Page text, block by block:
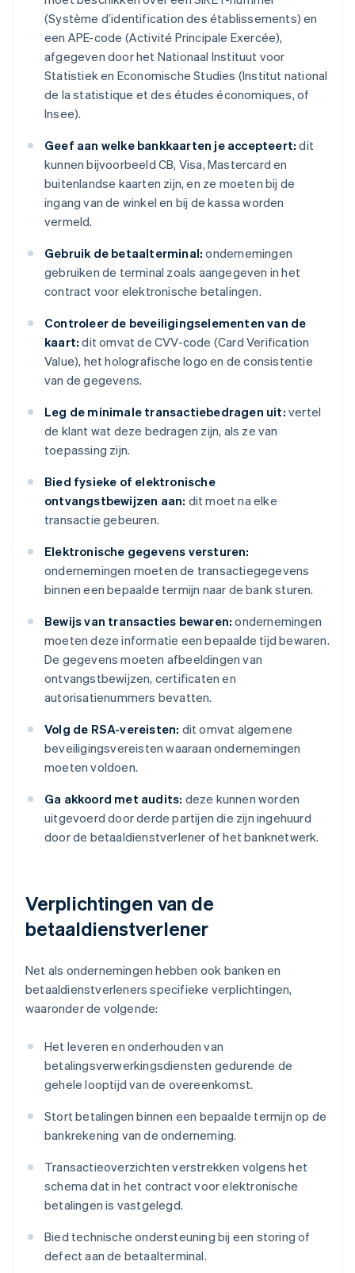
(Système d’identification des établissements) en
een APE-code (Activité Principale Exercée),
afgegeven door het Nationaal Instituut voor
Statistiek en Economische Studies (Institut national
de la statistique et des études économiques, of
Insee).
Geef aan welke bankkaarten je accepteert: dit
kunnen bijvoorbeeld CB, Visa, Mastercard en
buitenlandse kaarten zijn, en ze moeten bij de
ingang van de winkel en bij de kassa worden
vermeld.
Gebruik de betaalterminal: ondernemingen
gebruiken de terminal zoals aangegeven in het
contract voor elektronische betalingen.
Controleer de beveiligingselementen van de
kaart: dit omvat de CVV-code (Card Verification
Value), het holografische logo en de consistentie
van de gegevens.
Leg de minimale transactiebedragen uit: vertel
de klant wat deze bedragen zijn, als ze van
toepassing zijn.
Bied fysieke of elektronische
ontvangstbewijzen aan: dit moet na elke
transactie gebeuren.
Elektronische gegevens versturen:
ondernemingen moeten de transactiegegevens
binnen een bepaalde termijn naar de bank sturen.
Bewijs van transacties bewaren: ondernemingen
moeten deze informatie een bepaalde tijd bewaren.
De gegevens moeten afbeeldingen van
ontvangstbewijzen, certificaten en
autorisatienummers bevatten.
Volg de RSA-vereisten: dit omvat algemene
beveiligingsvereisten waaraan ondernemingen
moeten voldoen.
Ga akkoord met audits: deze kunnen worden
uitgevoerd door derde partijen die zijn ingehuurd
door de betaaldienstverlener of het banknetwerk.
Verplichtingen van de
betaaldienstverlener
Net als ondernemingen hebben ook banken en
betaaldienstverleners specifieke verplichtingen,
waaronder de volgende:
Het leveren en onderhouden van
betalingsverwerkingsdiensten gedurende de
gehele looptijd van de overeenkomst.
Stort betalingen binnen een bepaalde termijn op de
bankrekening van de onderneming.
Transactieoverzichten verstrekken volgens het
schema dat in het contract voor elektronische
betalingen is vastgelegd.
Bied technische ondersteuning bij een storing of
defect aan de betaalterminal.